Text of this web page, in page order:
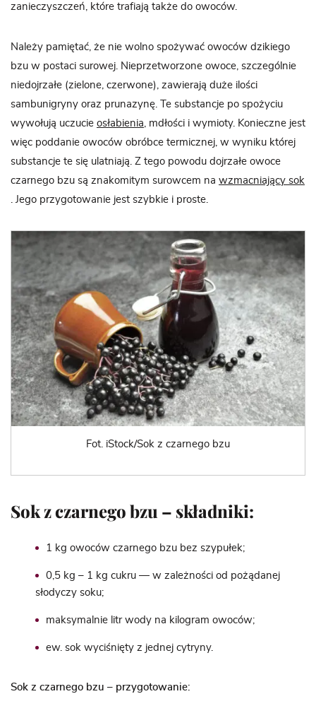
zanieczyszczeń, które trafiają także do owoców.
Należy pamiętać, że nie wolno spożywać owoców dzikiego
bzu w postaci surowej. Nieprzetworzone owoce, szczególnie
niedojrzałe (zielone, czerwone), zawierają duże ilości
sambunigryny oraz prunazynę. Te substancje po spożyciu
wywołują uczucie osłabienia , mdłości i wymioty. Konieczne jest
więc poddanie owoców obróbce termicznej, w wyniku której
substancje te się ulatniają. Z tego powodu dojrzałe owoce
czarnego bzu są znakomitym surowcem na wzmacniający sok
. Jego przygotowanie jest szybkie i proste.
Fot. iStock/Sok z czarnego bzu
Sok z czarnego bzu – składniki:
1 kg owoców czarnego bzu bez szypułek;
0,5 kg – 1 kg cukru — w zależności od pożądanej
słodyczy soku;
maksymalnie litr wody na kilogram owoców;
ew. sok wyciśnięty z jednej cytryny.
Sok z czarnego bzu – przygotowanie: